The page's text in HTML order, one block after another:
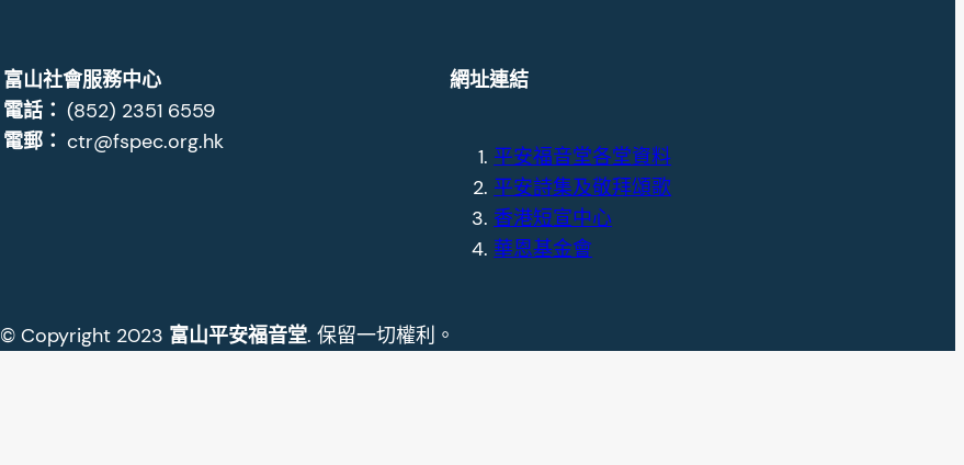
富山社會服務中心
電話：(852) 2351 6559
電郵：ctr@fspec.org.hk
網址連結
平安福音堂各堂資料
平安詩集及敬拜頌歌
香港短宣中心
華恩基金會
© Copyright 2023 富山平安福音堂. 保留一切權利。